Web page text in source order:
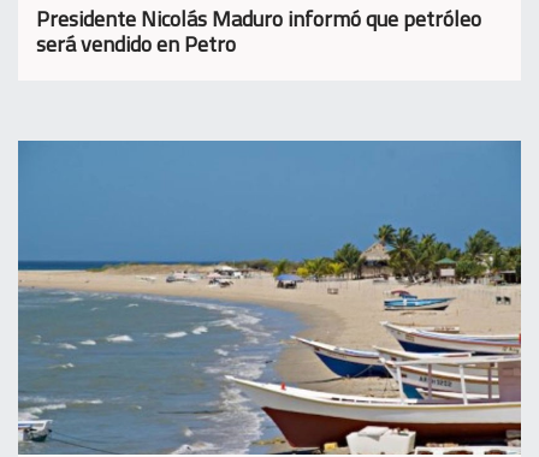
Presidente Nicolás Maduro informó que petróleo
será vendido en Petro